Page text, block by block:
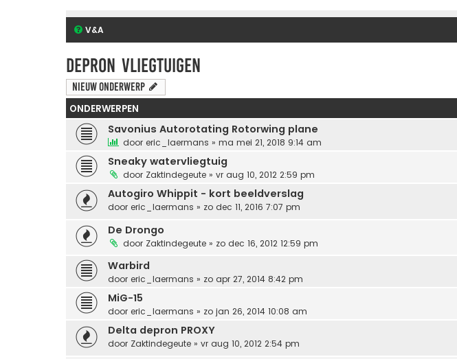
V&A
depron vliegtuigen
Nieuw onderwerp
ONDERWERPEN
Savonius Autorotating Rotorwing plane
door eric_laermans » ma mei 21, 2018 9:14 am
Sneaky watervliegtuig
door Zaktindegeute » vr aug 10, 2012 2:59 pm
Autogiro Whippit - kort beeldverslag
door eric_laermans » zo dec 11, 2016 7:07 pm
De Drongo
door Zaktindegeute » zo dec 16, 2012 12:59 pm
Warbird
door eric_laermans » zo apr 27, 2014 8:42 pm
MiG-15
door eric_laermans » zo jan 26, 2014 10:08 am
Delta depron PROXY
door Zaktindegeute » vr aug 10, 2012 2:54 pm